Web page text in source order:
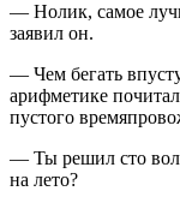
— Нолик, самое
заявил он.
— Чем бегать
арифметике
пустого
— Ты решил сто
на лето?